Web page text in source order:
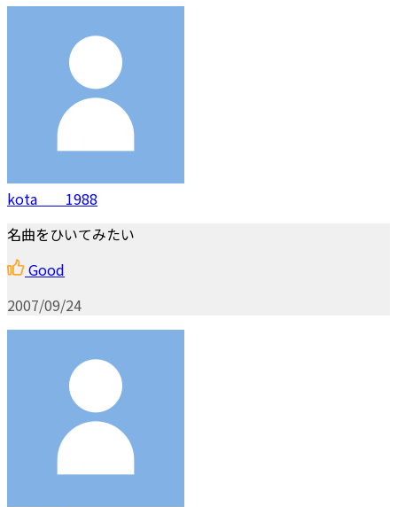
kota 1988
名曲をひいてみたい
Good
2007/09/24